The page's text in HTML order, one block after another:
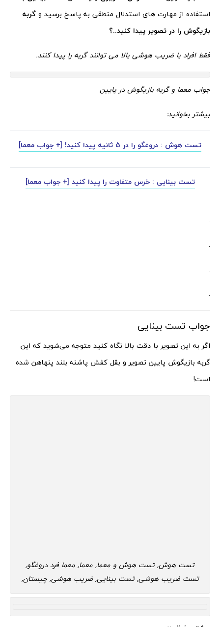
استفاده از مهارت های استدلال منطقی به پاسخ برسید و گربه
بازیگوش را در تصویر پیدا کنید..؟
فقط افراد با ضریب هوشی بالا می توانند گربه را پیدا کنند.
جواب معما و گربه بازیگوش در پایین
بیشتر بخوانید:
تست هوش : دروغگو را در 5 ثانیه پیدا کنید! [+ جواب معما]
تست بینایی : خرس متفاوت را پیدا کنید [+ جواب معما]
.
.
.
.
جواب تست بینایی
اگر به این تصویر با دقت بالا نگاه کنید متوجه می‌شوید که این
گربه بازیگوش پایین تصویر و بقل کفش پاشنه بلند پنهاهن شده
است!
تست هوش, تست هوش و معما, معما, معما فرد دروغگو,
تست ضریب هوشی, تست بینایی, ضریب هوشی, چیستان,